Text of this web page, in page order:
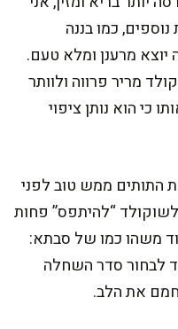
כמו בננה
יוצא מרענן ומלא טעם.
מריר פרווה ולוותר
כי הוא נותן ציפוי
התותים ממש טוב לפני
“להיתפס” פחות
משהו כמו של סבתא:
לבחור סדר השחלה
את הלב.